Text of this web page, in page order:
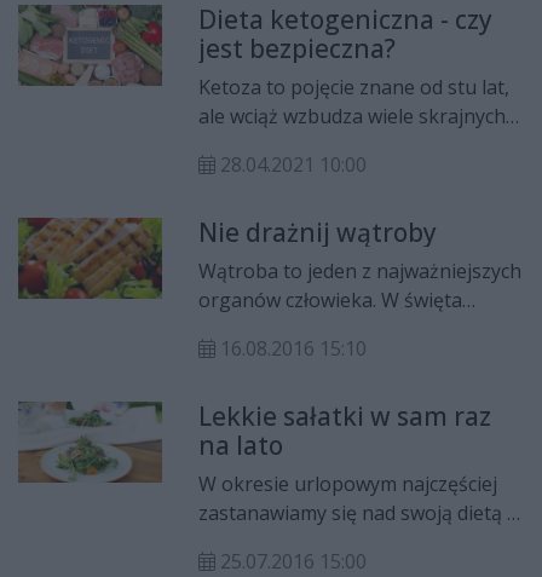
Dieta ketogeniczna - czy
jest bezpieczna?
Ketoza to pojęcie znane od stu lat,
ale wciąż wzbudza wiele skrajnych
ketoza kliniczna stosowana jest
przy epilepsji, chorobach
neurodegeneracyjnych i
nowotworowych. Natomiast coraz
więcej osób zdrowych decyduje się
na przejście na keto. Dlaczego?
28.04.2021 10:00
Nie drażnij wątroby
Wątroba to jeden z najważniejszych
organów człowieka. W święta
obciążenie. Dlatego, by nie cierpieć
odpowiednią dietę.
16.08.2016 15:10
Lekkie sałatki w sam raz
na lato
W okresie urlopowym najczęściej
zastanawiamy się nad swoją dietą i
o szczupłe sylwetki postanawiamy
25.07.2016 15:00